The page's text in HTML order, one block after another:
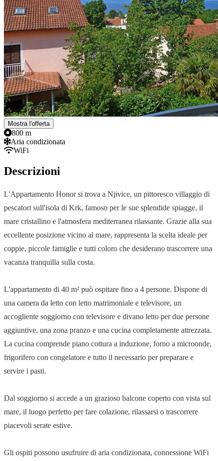
Mostra l'offerta
800 m
Aria condizionata
WiFi
Descrizioni
L'Appartamento Honor si trova a Njivice, un pittoresco villaggio di
pescatori sull'isola di Krk, famoso per le sue splendide spiagge, il
mare cristallino e l'atmosfera mediterranea rilassante. Grazie alla sua
eccellente posizione vicino al mare, rappresenta la scelta ideale per
coppie, piccole famiglie e tutti coloro che desiderano trascorrere una
vacanza tranquilla sulla costa.
L'appartamento di 40 m² può ospitare fino a 4 persone. Dispone di
una camera da letto con letto matrimoniale e televisore, un
accogliente soggiorno con televisore e divano letto per due persone
aggiuntive, una zona pranzo e una cucina completamente attrezzata.
La cucina comprende piano cottura a induzione, forno a microonde,
frigorifero con congelatore e tutto il necessario per preparare e
servire i pasti.
Dal soggiorno si accede a un grazioso balcone coperto con vista sul
mare, il luogo perfetto per fare colazione, rilassarsi o trascorrere
piacevoli serate estive.
Gli ospiti possono usufruire di aria condizionata, connessione WiFi